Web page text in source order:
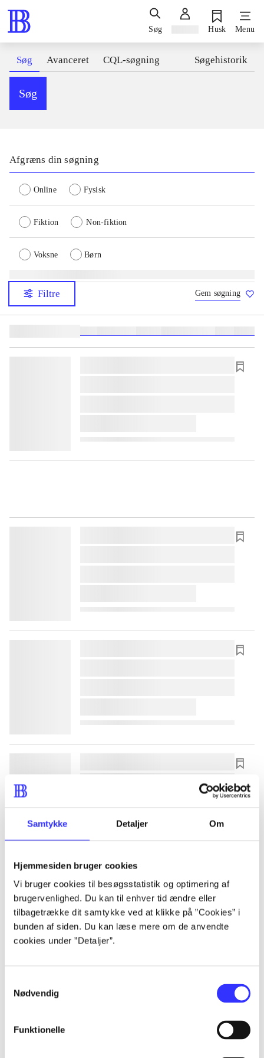
Samtykke Detaljer Om
Hjemmesiden bruger cookies
Vi bruger cookies til besøgsstatistik og optimering af
brugervenlighed. Du kan til enhver tid ændre eller
tilbagetrække dit samtykke ved at klikke på ”Cookies” i
bunden af siden. Du kan læse mere om de anvendte
cookies under ”Detaljer”.
Nødvendig
Funktionelle
Søg Husk Menu
Søg Avanceret CQL-søgning Søgehistorik
Søg
Afgræns din søgning
Online Fysisk
Fiktion Non-fiktion
Voksne Børn
Filtre Gem søgning
lorem ipsum dolor sit amet ...
lorem ipsum dolor sit amet ...
lorem ipsum dolor sit amet ...
lorem ipsum dolor sit amet ...
lorem ipsum dolor sit amet ...
lorem ipsum dolor sit amet ...
lorem ipsum dolor sit amet ...
lorem ipsum dolor sit amet ...
lorem ipsum dolor sit amet ...
lorem ipsum dolor sit amet ...
lorem ipsum dolor sit amet ...
lorem ipsum dolor sit amet ...
lorem ipsum dolor sit amet ...
lorem ipsum dolor sit amet ...